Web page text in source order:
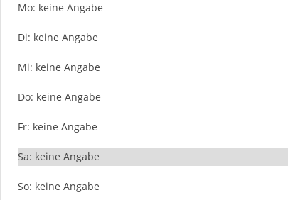
Mo: keine Angabe
Di: keine Angabe
Mi: keine Angabe
Do: keine Angabe
Fr: keine Angabe
Sa: keine Angabe
So: keine Angabe